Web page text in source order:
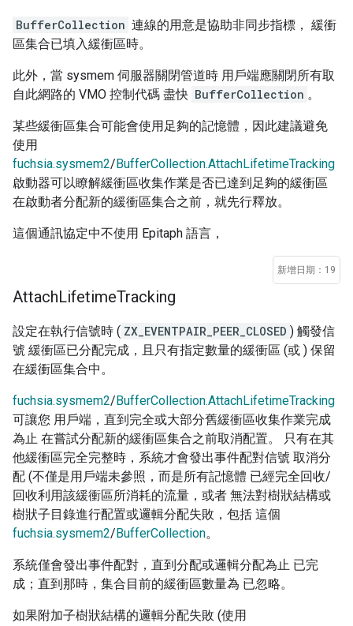
BufferCollection 連線的用意是協助非同步指標， 緩衝
區集合已填入緩衝區時。
此外，當 sysmem 伺服器關閉管道時 用戶端應關閉所有取
自此網路的 VMO 控制代碼 盡快 BufferCollection 。
某些緩衝區集合可能會使用足夠的記憶體，因此建議避免
使用
fuchsia.sysmem2/BufferCollection.AttachLifetimeTracking
啟動器可以瞭解緩衝區收集作業是否已達到足夠的緩衝區
在啟動者分配新的緩衝區集合之前，就先行釋放。
這個通訊協定中不使用 Epitaph 語言，
新增日期：19
AttachLifetimeTracking
設定在執行信號時 ( ZX_EVENTPAIR_PEER_CLOSED ) 觸發信
號 緩衝區已分配完成，且只有指定數量的緩衝區 (或 ) 保留
在緩衝區集合中。
fuchsia.sysmem2/ BufferCollection.AttachLifetimeTracking
可讓您 用戶端，直到完全或大部分舊緩衝區收集作業完成
為止 在嘗試分配新的緩衝區集合之前取消配置。 只有在其
他緩衝區完全完整時，系統才會發出事件配對信號 取消分
配 (不僅是用戶端未參照，而是所有記憶體 已經完全回收/
回收利用該緩衝區所消耗的流量，或者 無法對樹狀結構或
樹狀子目錄進行配置或邏輯分配失敗，包括 這個
fuchsia.sysmem2/ BufferCollection。
系統僅會發出事件配對，直到分配或邏輯分配為止 已完
成；直到那時，集合目前的緩衝區數量為 已忽略。
如果附加子樹狀結構的邏輯分配失敗 (使用